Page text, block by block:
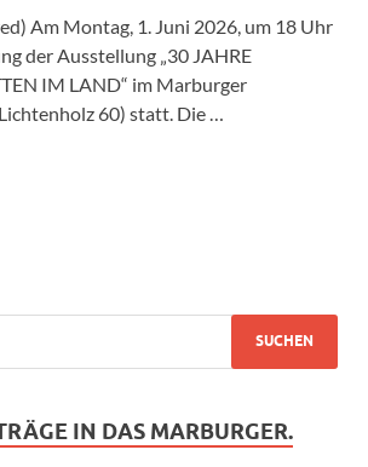
Am Montag, 1. Juni 2026, um 18 Uhr
der Ausstellung „30 JAHRE
IM LAND“ im Marburger
60) statt. Die …
IN DAS MARBURGER.